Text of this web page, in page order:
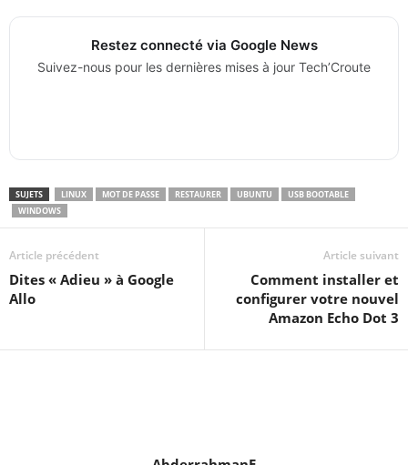
Restez connecté via Google News
Suivez-nous pour les dernières mises à jour Tech’Croute
SUJETS LINUX MOT DE PASSE RESTAURER UBUNTU
USB BOOTABLE
WINDOWS
Article précédent
Dites « Adieu » à Google
Allo
Article suivant
Comment installer et
configurer votre nouvel
Amazon Echo Dot 3